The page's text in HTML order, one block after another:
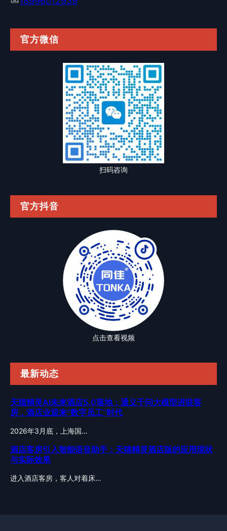
官方微信
扫码咨询
官方抖音
点击查看视频
最新动态
天猫精灵AI未来酒店5.0落地：通义千问大模型进驻客
房，酒店业迎来”数字员工”时代
2026年3月底，上海国…
酒店客房引入智能语音助手：天猫精灵酒店版的应用现状
与实际效果
进入酒店客房，客人对着床…